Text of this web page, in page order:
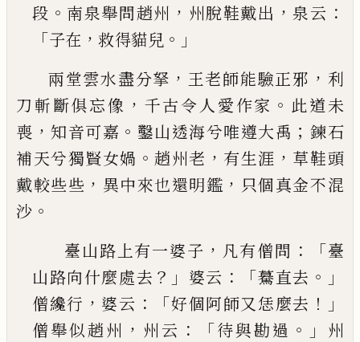
段 。 南泉舉問趙州 ， 州脫鞋戴出 ，泉云 ：
「子在 ， 救得貓兒 。」
兩堂雲水盡分拏 ， 王老師能驗正邪 ， 利
刀斬斷俱忘像 ， 千古令人愛作家 。 此道未
喪 ，知音可嘉 。 鑿山透海兮唯遵大禹 ； 鍊石
補天兮獨賢女媧 。趙州老 ， 有生涯 ， 草鞋頭
戴較些些 ， 異中來也還明鑑 ， 只個真金不混
沙 。
臺山路上有一婆子 ， 凡有僧問 ：「臺
山路向什麼處去 ？」 婆云 ：「驀直去 。」
僧纔行 ， 婆云 ：「好個阿師又恁麼去 ！」
僧舉似趙州 ， 州云 ：「待與勘過 。」 州